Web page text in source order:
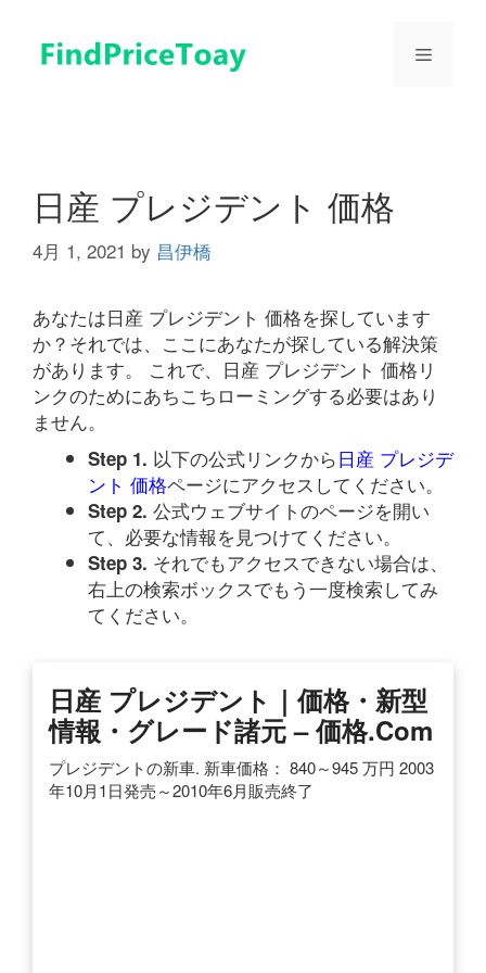
メ
日産 プレジデント 価格
4月 1, 2021 by 昌伊橋
あなたは日産 プレジデント 価格を探しています
か？それでは、ここにあなたが探している解決策
があります。 これで、日産 プレジデント 価格リ
ンクのためにあちこちローミングする必要はあり
ません。
Step 1. 以下の公式リンクから日産 プレジデ
ント 価格ページにアクセスしてください。
Step 2. 公式ウェブサイトのページを開い
て、必要な情報を見つけてください。
Step 3. それでもアクセスできない場合は、
右上の検索ボックスでもう一度検索してみ
てください。
日産 プレジデント｜価格・新型
情報・グレード諸元 – 価格.com
プレジデントの新車. 新車価格： 840～945 万円 2003
年10月1日発売～2010年6月販売終了